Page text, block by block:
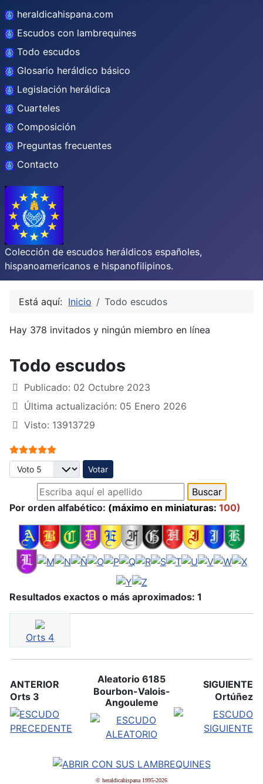
heraldicahispana.com
Escudos con lambrequines
Todo escudos
Glosario heráldico básico
Legislación heráldica
Cuarteles
Composición
Preguntas frecuentes
Contacto
Colección de escudos heráldicos españoles,
hispanoamericanos e hispanofilipinos.
Está aquí: Inicio Todo escudos
Hay 378 invitados y ningún miembro en línea
Todo escudos
Publicado: 02 Octubre 2023
Última actualización: 05 Enero 2026
Visto: 13913729
Ratio:5/5
Por favor, vote
Por orden alfabético: (máximo en miniaturas: 100)
Resultados exactos o más aproximados: 1
Orts 4
ANTERIOR
Orts 3
Aleatorio 6185
Bourbon-Valois-
Angouleme
SIGUIENTE
Ortúñez
© heraldicahispana 1995-2026